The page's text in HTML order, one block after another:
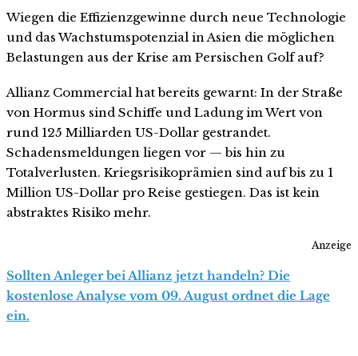
Wiegen die Effizienzgewinne durch neue Technologie
und das Wachstumspotenzial in Asien die möglichen
Belastungen aus der Krise am Persischen Golf auf?
Allianz Commercial hat bereits gewarnt: In der Straße
von Hormus sind Schiffe und Ladung im Wert von
rund 125 Milliarden US-Dollar gestrandet.
Schadensmeldungen liegen vor — bis hin zu
Totalverlusten. Kriegsrisikoprämien sind auf bis zu 1
Million US-Dollar pro Reise gestiegen. Das ist kein
abstraktes Risiko mehr.
Anzeige
Sollten Anleger bei Allianz jetzt handeln? Die
kostenlose Analyse vom 09. August ordnet die Lage
ein.